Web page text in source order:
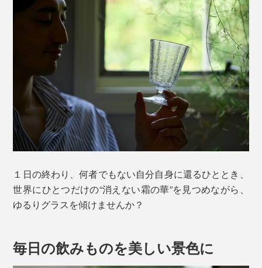
１日の終わり、何者でもない自分自身に還るひととき、
世界にひとつだけの“消えない霜の華”を見つめながら、
ゆるりグラスを傾けませんか？
毎日の飲みものを美しい景色に